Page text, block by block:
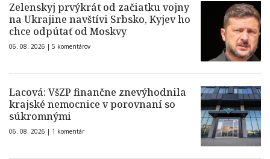
Zelenskyj prvýkrát od začiatku vojny
na Ukrajine navštívi Srbsko, Kyjev ho
chce odpútať od Moskvy
06. 08. 2026 | 5 komentárov
Lacová: VšZP finančne znevýhodnila
krajské nemocnice v porovnaní so
súkromnými
06. 08. 2026 | 1 komentár